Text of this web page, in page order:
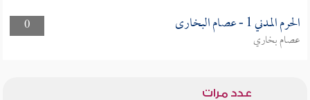
0
الحرم المدني 1 - عصام البخارى
عصام بخاري
عدد مرات